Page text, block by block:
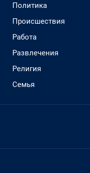
Политика
Происшествия
Работа
Развлечения
Религия
Семья